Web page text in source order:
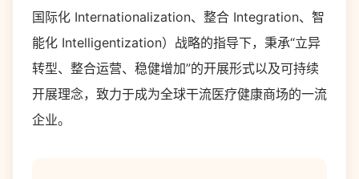
国际化 Internationalization、整合 Integration、智
能化 Intelligentization）战略的指导下，秉承“立异
转型、整合运营、稳健增加”的开展形式以及可持续
开展理念，致力于成为全球干流医疗健康商场的一流
企业。